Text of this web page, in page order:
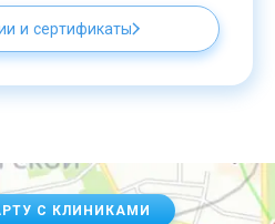
и сертификаты
С КЛИНИКАМИ